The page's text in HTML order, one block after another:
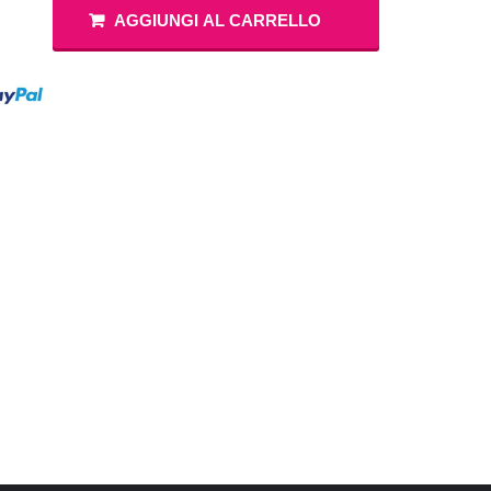
e Orso
Carosello
Compleanno 8 Anni
Vestiti Principe
AGGIUNGI AL CARRELLO